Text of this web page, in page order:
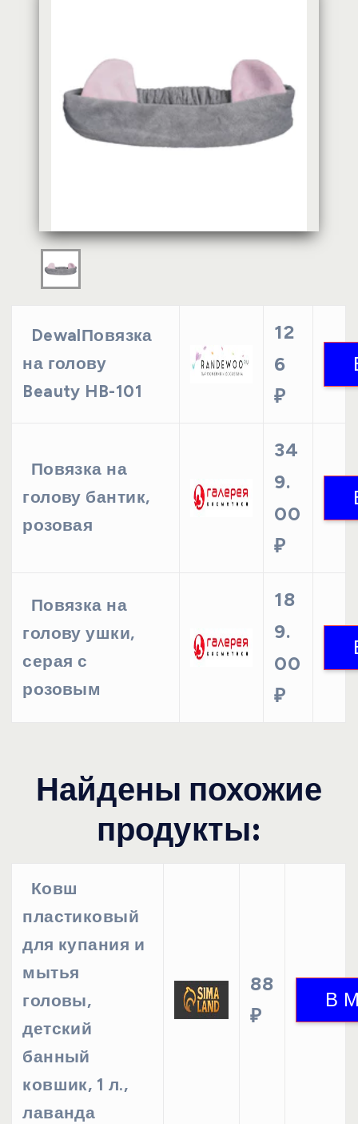
DewalПовязка
на голову
Beauty HB-101
12
6
₽
Повязка на
голову бантик,
розовая
34
9.
00
₽
Повязка на
голову ушки,
серая с
розовым
18
9.
00
₽
Найдены похожие
продукты:
Ковш
пластиковый
для купания и
мытья
головы,
детский
банный
ковшик, 1 л.,
лаванда
88
₽